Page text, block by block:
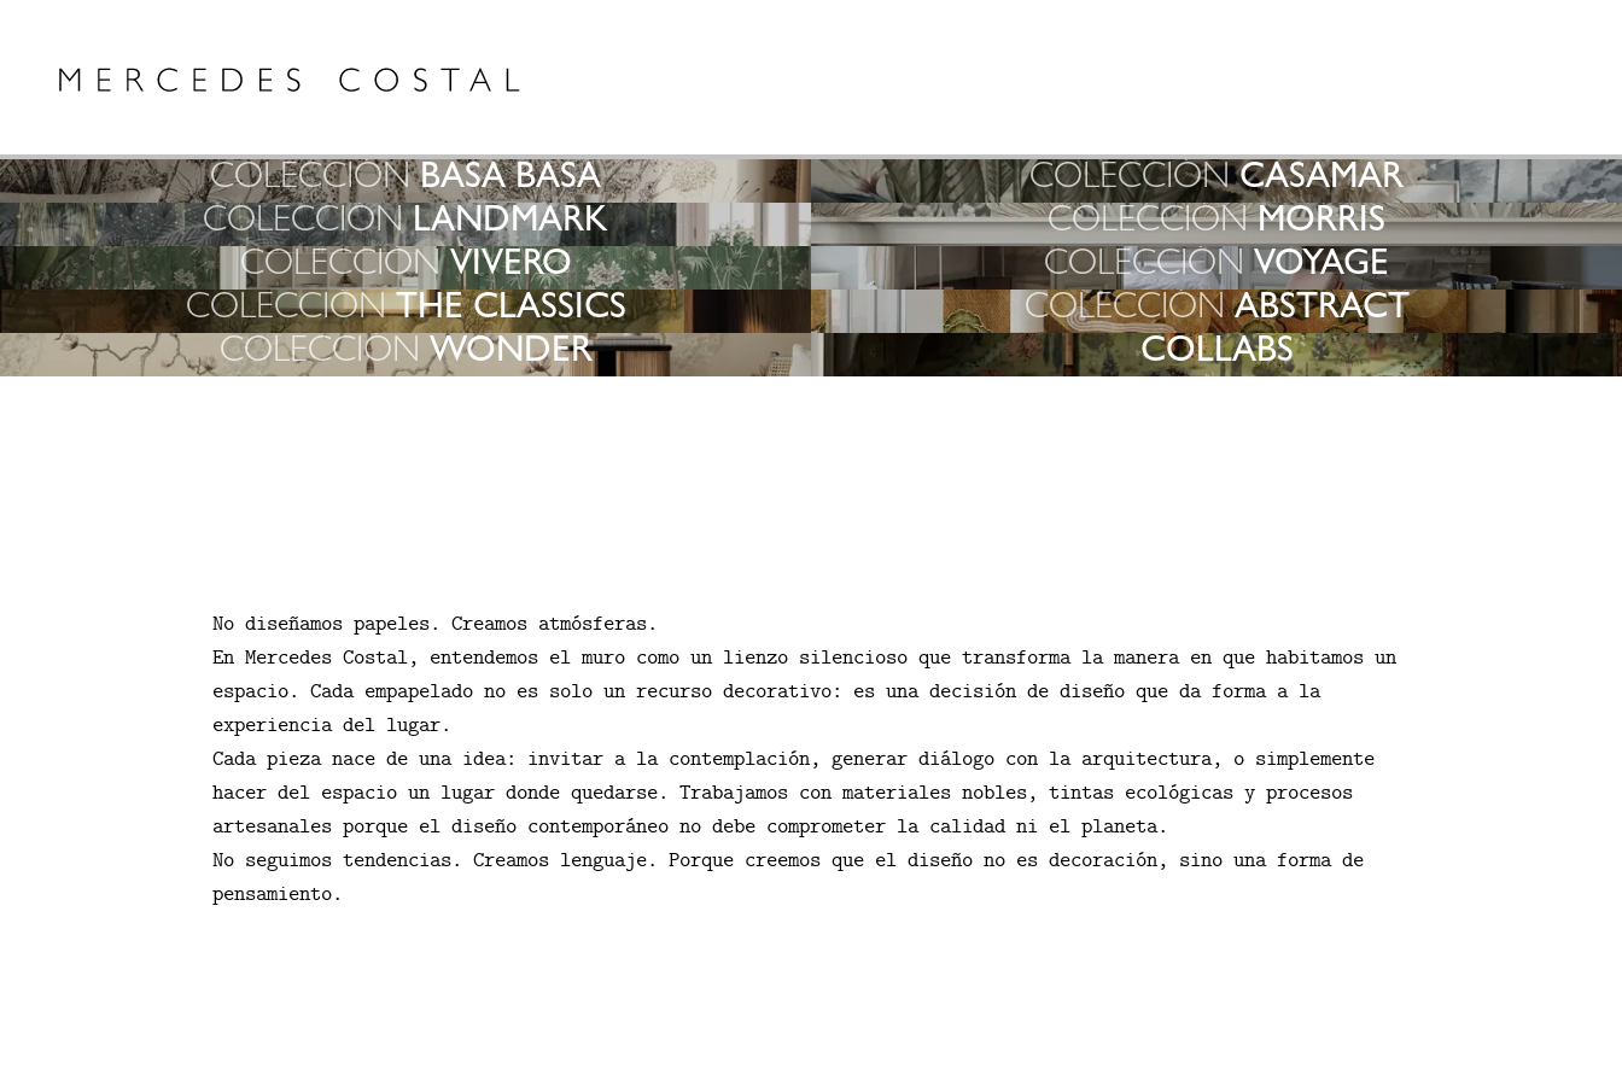
COLECCIÓN BASA BASA COLECCIÓN CASAMAR
COLECCIÓN LANDMARK COLECCIÓN MORRIS
COLECCIÓN VIVERO COLECCIÓN VOYAGE
COLECCIÓN THE CLASSICS COLECCIÓN ABSTRACT
COLECCIÓN WONDER COLLABS
No diseñamos papeles. Creamos atmósferas.
En Mercedes Costal, entendemos el muro como un lienzo silencioso que transforma la manera en que habitamos un
espacio. Cada empapelado no es solo un recurso decorativo: es una decisión de diseño que da forma a la
experiencia del lugar.
Cada pieza nace de una idea: invitar a la contemplación, generar diálogo con la arquitectura, o simplemente
hacer del espacio un lugar donde quedarse. Trabajamos con materiales nobles, tintas ecológicas y procesos
artesanales porque el diseño contemporáneo no debe comprometer la calidad ni el planeta.
No seguimos tendencias. Creamos lenguaje. Porque creemos que el diseño no es decoración, sino una forma de
pensamiento.